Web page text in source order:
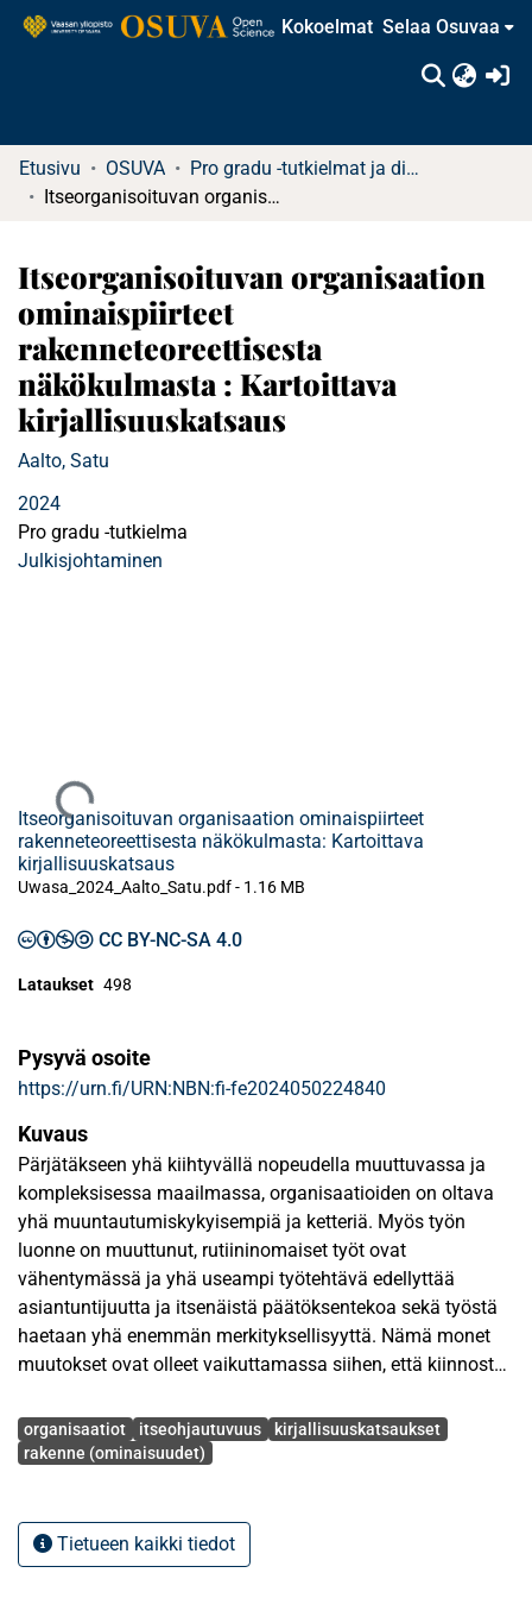
Kokoelmat Selaa Osuvaa
Etusivu OSUVA
Pro gradu -tutkielmat ja diplomityöt
Itseorganisoituvan organisaation ominaispiirteet rakenneteoreettisesta näkökulmasta : Kartoittava kirjallisuuskatsaus
Itseorganisoituvan organisaation
ominaispiirteet
rakenneteoreettisesta
näkökulmasta : Kartoittava
kirjallisuuskatsaus
Aalto, Satu
2024
Pro gradu -tutkielma
Julkisjohtaminen
Ladataan...
Itseorganisoituvan organisaation ominaispiirteet
rakenneteoreettisesta näkökulmasta: Kartoittava
kirjallisuuskatsaus
Uwasa_2024_Aalto_Satu.pdf - 1.16 MB
CC BY-NC-SA 4.0
Lataukset 498
Pysyvä osoite
https://urn.fi/URN:NBN:fi-fe2024050224840
Kuvaus
Pärjätäkseen yhä kiihtyvällä nopeudella muuttuvassa ja
kompleksisessa maailmassa, organisaatioiden on oltava
yhä muuntautumiskykyisempiä ja ketteriä. Myös työn
luonne on muuttunut, rutiininomaiset työt ovat
vähentymässä ja yhä useampi työtehtävä edellyttää
asiantuntijuutta ja itsenäistä päätöksentekoa sekä työstä
haetaan yhä enemmän merkityksellisyyttä. Nämä monet
muutokset ovat olleet vaikuttamassa siihen, että kiinnostus
itseorganisoitumista kohtaan on kasvanut.
rakenneteoreettisen viitekehyksessä keskittyen
strukturalistiseen näkemykseen organisaatiosta, joka
Avainsanat
organisaatiot itseohjautuvuus
kirjallisuuskatsaukset
rakenne (ominaisuudet)
Tietueen kaikki tiedot